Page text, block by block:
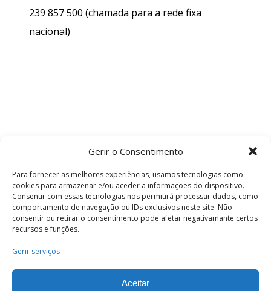
Gerir o Consentimento
Para fornecer as melhores experiências, usamos tecnologias como
cookies para armazenar e/ou aceder a informações do dispositivo.
Consentir com essas tecnologias nos permitirá processar dados, como
comportamento de navegação ou IDs exclusivos neste site. Não
consentir ou retirar o consentimento pode afetar negativamante certos
recursos e funções.
Gerir serviços
Aceitar
239 857 500 (chamada para a rede fixa
nacional)
Termos e Condições